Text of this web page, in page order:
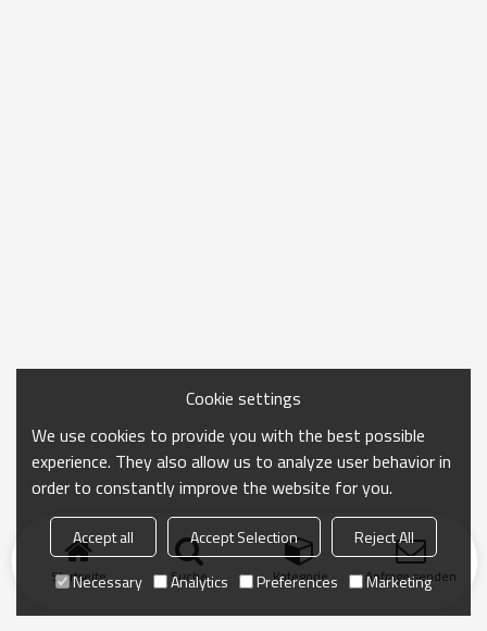
Startseite Suche Kategorie Anfrage senden
Cookie settings
We use cookies to provide you with the best possible
experience. They also allow us to analyze user behavior in
order to constantly improve the website for you.
Accept all Accept Selection
Reject All
Necessary
Analytics Preferences Marketing